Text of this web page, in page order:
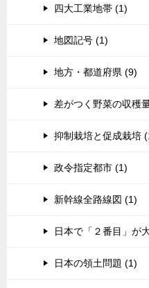
四大工業地帯 (1)
地図記号 (1)
地方・都道府県 (9)
差がつく野菜の収穫
抑制栽培と促成栽培
政令指定都市 (1)
新幹線全路線図 (1)
日本で「２番目」が
日本の領土問題 (1)